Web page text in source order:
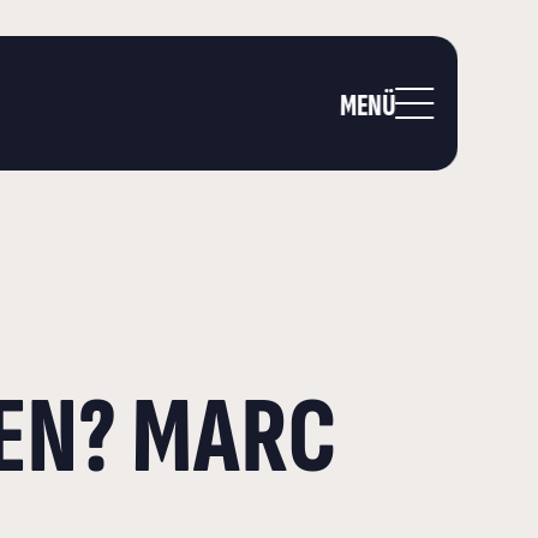
MENÜ
MARC